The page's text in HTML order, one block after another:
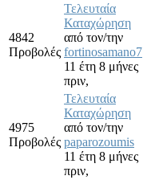
4842
Προβολές
Τελευταία
Καταχώρηση
από τον/την
fortinosamano7
11 έτη 8 μήνες
πριν,
4975
Προβολές
Τελευταία
Καταχώρηση
από τον/την
paparozoumis
11 έτη 8 μήνες
πριν,